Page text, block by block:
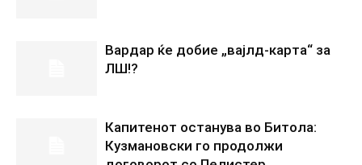
Вардар ќе добие „вајлд-карта“ за
ЛШ!?
Капитенот останува во Битола:
Кузмановски го продолжи